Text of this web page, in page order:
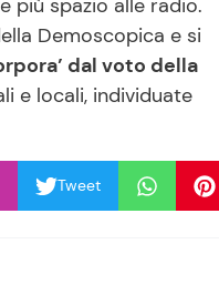
più spazio alle radio.
Demoscopica e si
dal voto della
e locali, individuate
Tweet